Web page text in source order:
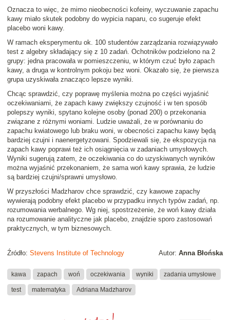
Oznacza to więc, że mimo nieobecności kofeiny, wyczuwanie zapachu
kawy miało skutek podobny do wypicia naparu, co sugeruje efekt
placebo woni kawy.
W ramach eksperymentu ok. 100 studentów zarządzania rozwiązywało
test z algebry składający się z 10 zadań. Ochotników podzielono na 2
grupy: jedna pracowała w pomieszczeniu, w którym czuć było zapach
kawy, a druga w kontrolnym pokoju bez woni. Okazało się, że pierwsza
grupa uzyskiwała znacząco lepsze wyniki.
Chcąc sprawdzić, czy poprawę myślenia można po części wyjaśnić
oczekiwaniami, że zapach kawy zwiększy czujność i w ten sposób
polepszy wyniki, spytano kolejne osoby (ponad 200) o przekonania
związane z różnymi woniami. Ludzie uważali, że w porównaniu do
zapachu kwiatowego lub braku woni, w obecności zapachu kawy będą
bardziej czujni i naenergetyzowani. Spodziewali się, że ekspozycja na
zapach kawy poprawi też ich osiągnięcia w zadaniach umysłowych.
Wyniki sugerują zatem, że oczekiwania co do uzyskiwanych wyników
można wyjaśnić przekonaniem, że sama woń kawy sprawia, że ludzie
są bardziej czujni/sprawni umysłowo.
W przyszłości Madzharov chce sprawdzić, czy kawowe zapachy
wywierają podobny efekt placebo w przypadku innych typów zadań, np.
rozumowania werbalnego. Wg niej, spostrzeżenie, że woń kawy działa
na rozumowanie analityczne jak placebo, znajdzie sporo zastosowań
praktycznych, w tym biznesowych.
Autor: Anna Błońska
Źródło: Stevens Institute of Technology
kawa zapach woń oczekiwania wyniki zadania umysłowe
test matematyka Adriana Madzharov